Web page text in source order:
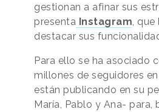
gestionan a afinar sus
presenta Instagram, que
destacar sus
Para ello se ha asociado
millones de seguidores
están publicando en su
María, Pablo y Ana- para,